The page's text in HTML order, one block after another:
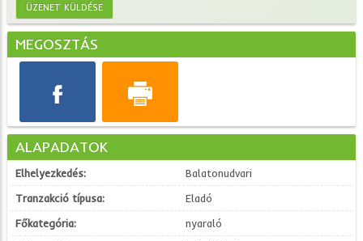
MEGOSZTÁS
ALAPADATOK
Elhelyezkedés:
Balatonudvari
Tranzakció típusa:
Eladó
Főkategória:
nyaraló